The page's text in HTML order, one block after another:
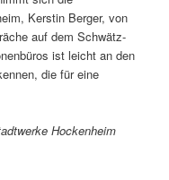
Kerstin Berger, von
auf dem Schwätz-
ist leicht an den
die für eine
Hockenheim